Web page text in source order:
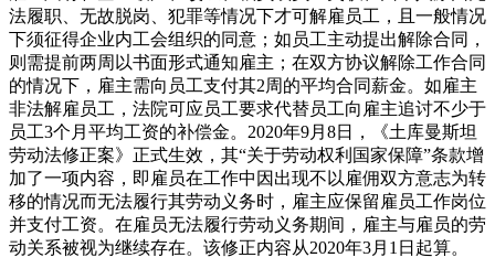
法履职、无故脱岗、犯罪等情况下才可解雇员工，且一般情况
下须征得企业内工会组织的同意；如员工主动提出解除合同，
则需提前两周以书面形式通知雇主；在双方协议解除工作合同
的情况下，雇主需向员工支付其2周的平均合同薪金。如雇主
非法解雇员工，法院可应员工要求代替员工向雇主追讨不少于
员工3个月平均工资的补偿金。2020年9月8日，《土库曼斯坦
劳动法修正案》正式生效，其“关于劳动权利国家保障”条款增
加了一项内容，即雇员在工作中因出现不以雇佣双方意志为转
移的情况而无法履行其劳动义务时，雇主应保留雇员工作岗位
并支付工资。在雇员无法履行劳动义务期间，雇主与雇员的劳
动关系被视为继续存在。该修正内容从2020年3月1日起算。